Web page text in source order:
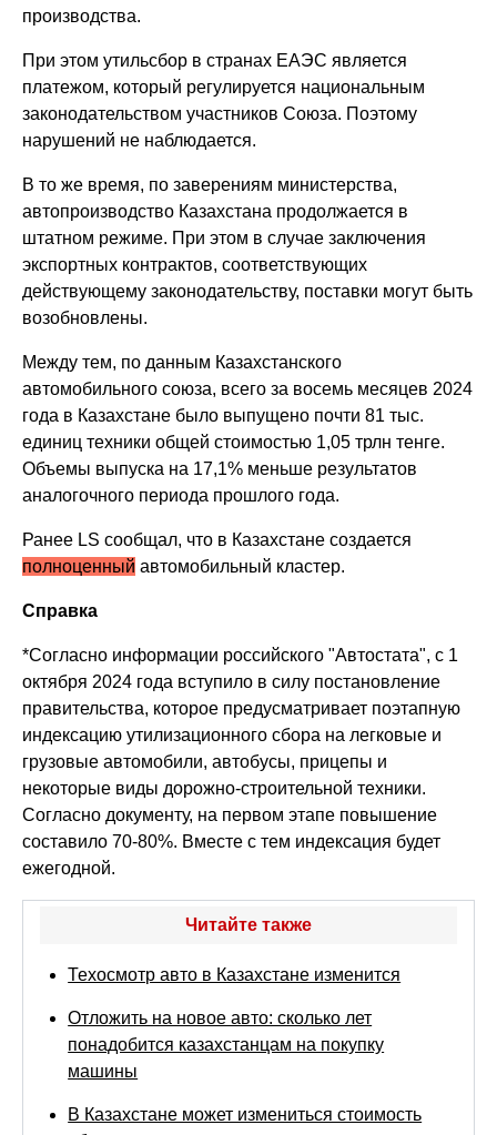
производства.
При этом утильсбор в странах ЕАЭС является
платежом, который регулируется национальным
законодательством участников Союза. Поэтому
нарушений не наблюдается.
В то же время, по заверениям министерства,
автопроизводство Казахстана продолжается в
штатном режиме. При этом в случае заключения
экспортных контрактов, соответствующих
действующему законодательству, поставки могут быть
возобновлены.
Между тем, по данным Казахстанского
автомобильного союза, всего за восемь месяцев 2024
года в Казахстане было выпущено почти 81 тыс.
единиц техники общей стоимостью 1,05 трлн тенге.
Объемы выпуска на 17,1% меньше результатов
аналогочного периода прошлого года.
Ранее LS сообщал, что в Казахстане создается
полноценный автомобильный кластер.
Справка
*Согласно информации российского "Автостата", с 1
октября 2024 года вступило в силу постановление
правительства, которое предусматривает поэтапную
индексацию утилизационного сбора на легковые и
грузовые автомобили, автобусы, прицепы и
некоторые виды дорожно-строительной техники.
Согласно документу, на первом этапе повышение
составило 70-80%. Вместе с тем индексация будет
ежегодной.
Читайте также
Техосмотр авто в Казахстане изменится
Отложить на новое авто: сколько лет
понадобится казахстанцам на покупку
машины
В Казахстане может измениться стоимость